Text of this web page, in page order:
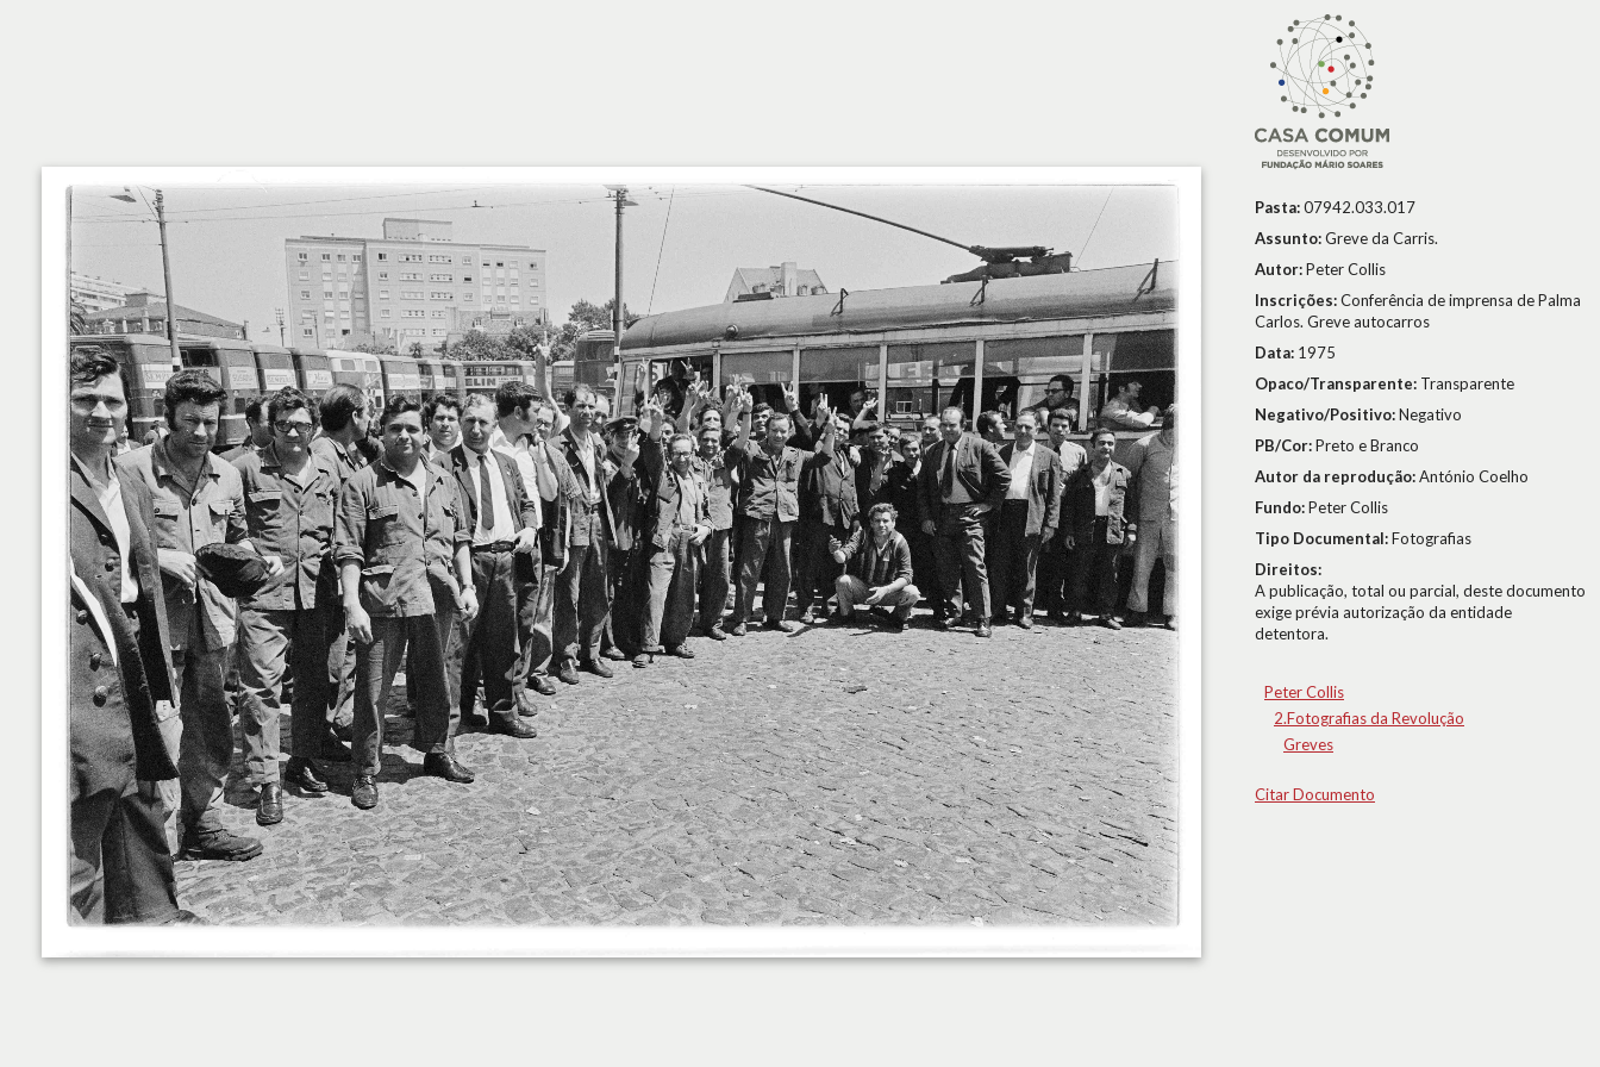
Pasta:07942.033.017
Assunto:Greve da Carris.
Autor:Peter Collis
Inscrições:Conferência de imprensa de Palma
Carlos. Greve autocarros
Data: 1975
Opaco/Transparente: Transparente
Negativo/Positivo:Negativo
PB/Cor:Preto e Branco
Autor da reprodução:António Coelho
Fundo:Peter Collis
Tipo Documental:Fotografias
Direitos:
A publicação, total ou parcial, deste documento
exige prévia autorização da entidade
detentora.
Peter Collis
2.Fotografias da Revolução
Greves
Citar Documento